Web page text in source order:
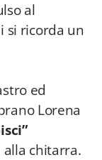
al
si ricorda un
ed
Lorena
alla chitarra.